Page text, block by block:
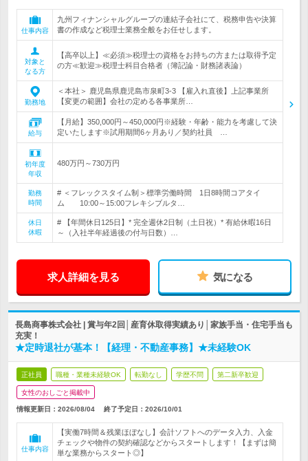
仕事内容
九州フィナンシャルグループの連結子会社にて、税務申告や決算
書の作成など税理士業務全般をお任せします。
対象と
なる方
【高卒以上】≪必須≫税理士の資格をお持ちの方または取得予定
の方≪歓迎≫税理士科目合格者（簿記論・財務諸表論）
勤務地
＜本社＞ 鹿児島県鹿児島市泉町3-3 【雇入れ直後】上記事業所
【変更の範囲】会社の定める各事業所…
給与
【月給】350,000円～450,000円※経験・年齢・能力を考慮して決
定いたします※試用期間6ヶ月あり／契約社員 …
初年度
年収
480万円～730万円
勤務
時間
# ＜フレックスタイム制＞標準労働時間 1日8時間コアタイ
ム 10:00～15:00フレキシブルタ…
休日
休暇
# 【年間休日125日】* 完全週休2日制（土日祝）* 有給休暇16日
～（入社半年経過後の付与日数）…
求人詳細を見る 気になる
長島商事株式会社 | 賞与年2回│産育休取得実績あり│家族手当・住宅手当も
充実！
★定時退社が基本！【経理・不動産事務】★未経験OK
正社員 職種・業種未経験OK 転勤なし 学歴不問 第二新卒歓迎
女性のおしごと掲載中
情報更新日：2026/08/04 終了予定日： 2026/10/01
仕事内容
【実働7時間＆残業ほぼなし】会計ソフトへのデータ入力、入金
チェックや物件の契約確認などからスタートします！【まずは簡
単な業務からスタート◎】